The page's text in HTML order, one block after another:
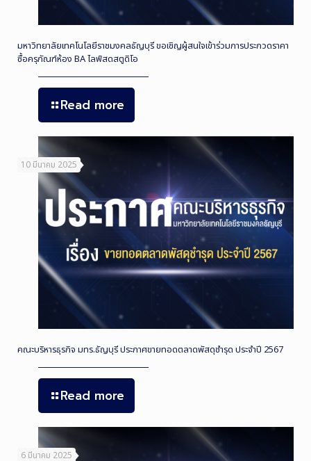
มหาวิทยาลัยเทคโนโลยีราชมงคลธัญบุรี ขอเชิญผู้สนใจเข้าร่วมการประกวดราคา
ซื้อครุภัณฑ์ห้อง BA ไลฟ์สดสตูดิโอ
Read more
10 มีนาคม 2025
คณะบริหารธุรกิจ มทร.ธัญบุรี ประกาศขายทอดตลาดพัสดุชำรุด ประจำปี 2567
Read more
6 มีนาคม 2025